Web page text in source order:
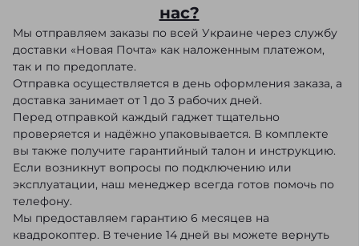
нас?
Мы отправляем заказы по всей Украине через службу
доставки «Новая Почта» как наложенным платежом,
так и по предоплате.
Отправка осуществляется в день оформления заказа, а
доставка занимает от 1 до 3 рабочих дней.
Перед отправкой каждый гаджет тщательно
проверяется и надёжно упаковывается. В комплекте
вы также получите гарантийный талон и инструкцию.
Если возникнут вопросы по подключению или
эксплуатации, наш менеджер всегда готов помочь по
телефону.
Мы предоставляем гарантию 6 месяцев на
квадрокоптер. В течение 14 дней вы можете вернуть